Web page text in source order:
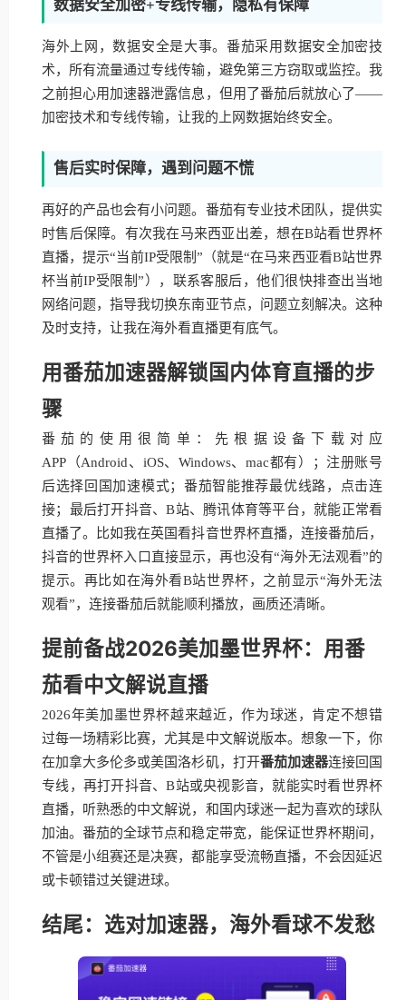
数据安全加密+专线传输，隐私有保障
海外上网，数据安全是大事。番茄采用数据安全加密技
术，所有流量通过专线传输，避免第三方窃取或监控。我
之前担心用加速器泄露信息，但用了番茄后就放心了——
加密技术和专线传输，让我的上网数据始终安全。
售后实时保障，遇到问题不慌
再好的产品也会有小问题。番茄有专业技术团队，提供实
时售后保障。有次我在马来西亚出差，想在B站看世界杯
直播，提示“当前IP受限制”（就是“在马来西亚看B站世界
杯当前IP受限制”），联系客服后，他们很快排查出当地
网络问题，指导我切换东南亚节点，问题立刻解决。这种
及时支持，让我在海外看直播更有底气。
用番茄加速器解锁国内体育直播的步
骤
番茄的使用很简单：先根据设备下载对应
APP（Android、iOS、Windows、mac都有）；注册账号
后选择回国加速模式；番茄智能推荐最优线路，点击连
接；最后打开抖音、B站、腾讯体育等平台，就能正常看
直播了。比如我在英国看抖音世界杯直播，连接番茄后，
抖音的世界杯入口直接显示，再也没有“海外无法观看”的
提示。再比如在海外看B站世界杯，之前显示“海外无法
观看”，连接番茄后就能顺利播放，画质还清晰。
提前备战2026美加墨世界杯：用番
茄看中文解说直播
2026年美加墨世界杯越来越近，作为球迷，肯定不想错
过每一场精彩比赛，尤其是中文解说版本。想象一下，你
在加拿大多伦多或美国洛杉矶，打开番茄加速器连接回国
专线，再打开抖音、B站或央视影音，就能实时看世界杯
直播，听熟悉的中文解说，和国内球迷一起为喜欢的球队
加油。番茄的全球节点和稳定带宽，能保证世界杯期间，
不管是小组赛还是决赛，都能享受流畅直播，不会因延迟
或卡顿错过关键进球。
结尾：选对加速器，海外看球不发愁